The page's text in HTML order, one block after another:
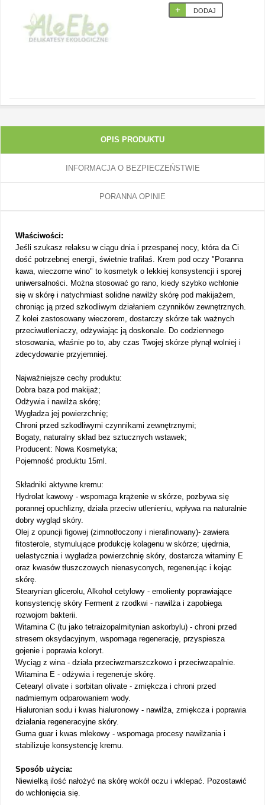
DODAJ
OPIS PRODUKTU
INFORMACJA O BEZPIECZEŃSTWIE
PORANNA OPINIE
Właściwości:
Jeśli szukasz relaksu w ciągu dnia i przespanej nocy, która da Ci
dość potrzebnej energii, świetnie trafiłaś. Krem pod oczy "Poranna
kawa, wieczorne wino" to kosmetyk o lekkiej konsystencji i sporej
uniwersalności. Można stosować go rano, kiedy szybko wchłonie
się w skórę i natychmiast solidne nawilży skórę pod makijażem,
chroniąc ją przed szkodliwym działaniem czynników zewnętrznych.
Z kolei zastosowany wieczorem, dostarczy skórze tak ważnych
przeciwutleniaczy, odżywiając ją doskonale. Do codziennego
stosowania, właśnie po to, aby czas Twojej skórze płynął wolniej i
zdecydowanie przyjemniej.
Najważniejsze cechy produktu:
Dobra baza pod makijaż;
Odżywia i nawilża skórę;
Wygładza jej powierzchnię;
Chroni przed szkodliwymi czynnikami zewnętrznymi;
Bogaty, naturalny skład bez sztucznych wstawek;
Producent: Nowa Kosmetyka;
Pojemność produktu 15ml.
Składniki aktywne kremu:
Hydrolat kawowy - wspomaga krążenie w skórze, pozbywa się
porannej opuchlizny, działa przeciw utlenieniu, wpływa na naturalnie
dobry wygląd skóry.
Olej z opuncji figowej (zimnotłoczony i nierafinowany)- zawiera
fitosterole, stymulujące produkcję kolagenu w skórze; ujędrnia,
uelastycznia i wygładza powierzchnię skóry, dostarcza witaminy E
oraz kwasów tłuszczowych nienasyconych, regenerując i kojąc
skórę.
Stearynian glicerolu, Alkohol cetylowy - emolienty poprawiające
konsystencję skóry Ferment z rzodkwi - nawilża i zapobiega
rozwojom bakterii.
Witamina C (tu jako tetraizopalmitynian askorbylu) - chroni przed
stresem oksydacyjnym, wspomaga regenerację, przyspiesza
gojenie i poprawia koloryt.
Wyciąg z wina - działa przeciwzmarszczkowo i przeciwzapalnie.
Witamina E - odżywia i regeneruje skórę.
Cetearyl olivate i sorbitan olivate - zmiękcza i chroni przed
nadmiernym odparowaniem wody.
Hialuronian sodu i kwas hialuronowy - nawilża, zmiękcza i poprawia
działania regeneracyjne skóry.
Guma guar i kwas mlekowy - wspomaga procesy nawilżania i
stabilizuje konsystencję kremu.
Sposób użycia:
Niewielką ilość nałożyć na skórę wokół oczu i wklepać. Pozostawić
do wchłonięcia się.